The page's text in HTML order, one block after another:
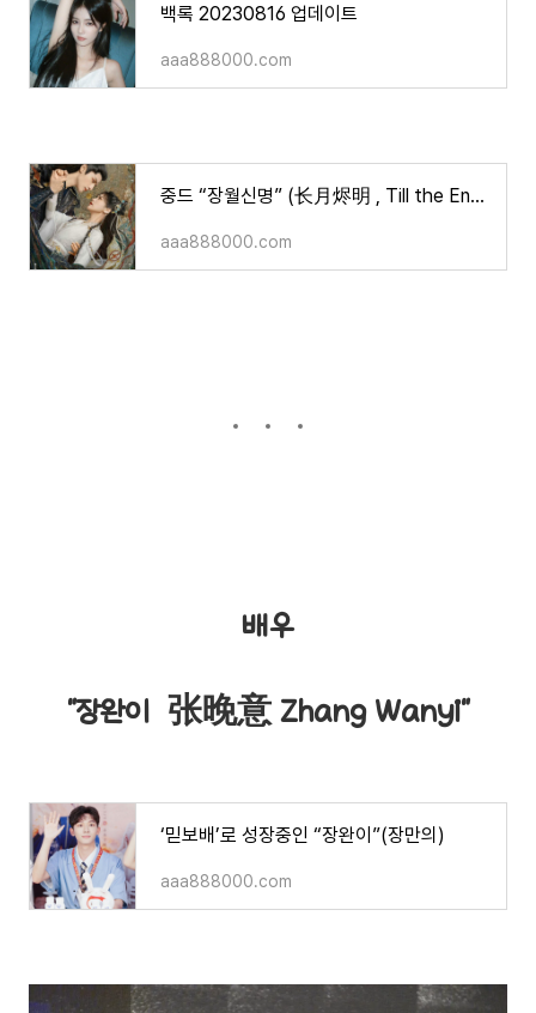
백록 20230816 업데이트
aaa888000.com
중드 “장월신명” (长月烬明 , Till the End of the Moon/라운희,백록 주연/등장인물/줄거리/볼수 있는
aaa888000.com
배우
"장완이 张晚意 Zhang Wanyi"
‘믿보배’로 성장중인 “장완이”(장만의)
aaa888000.com